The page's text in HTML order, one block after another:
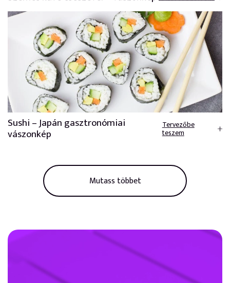
Sushi – Japán gasztronómiai
vászonkép
Tervezőbe
teszem
Mutass többet